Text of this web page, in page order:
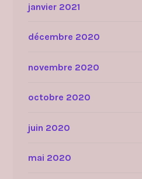
janvier 2021
décembre 2020
novembre 2020
octobre 2020
juin 2020
mai 2020